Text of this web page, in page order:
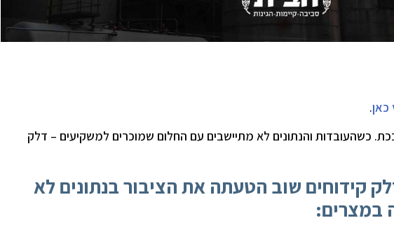
כאן.
כשהעובדות והנתונים לא מתיישבים עם החלום שמוכרים למשקיעים – דלק
הכספי ל- 2018 דלק קידוחים שוב הטעתה את הציבור בנתונים לא
במצרים: